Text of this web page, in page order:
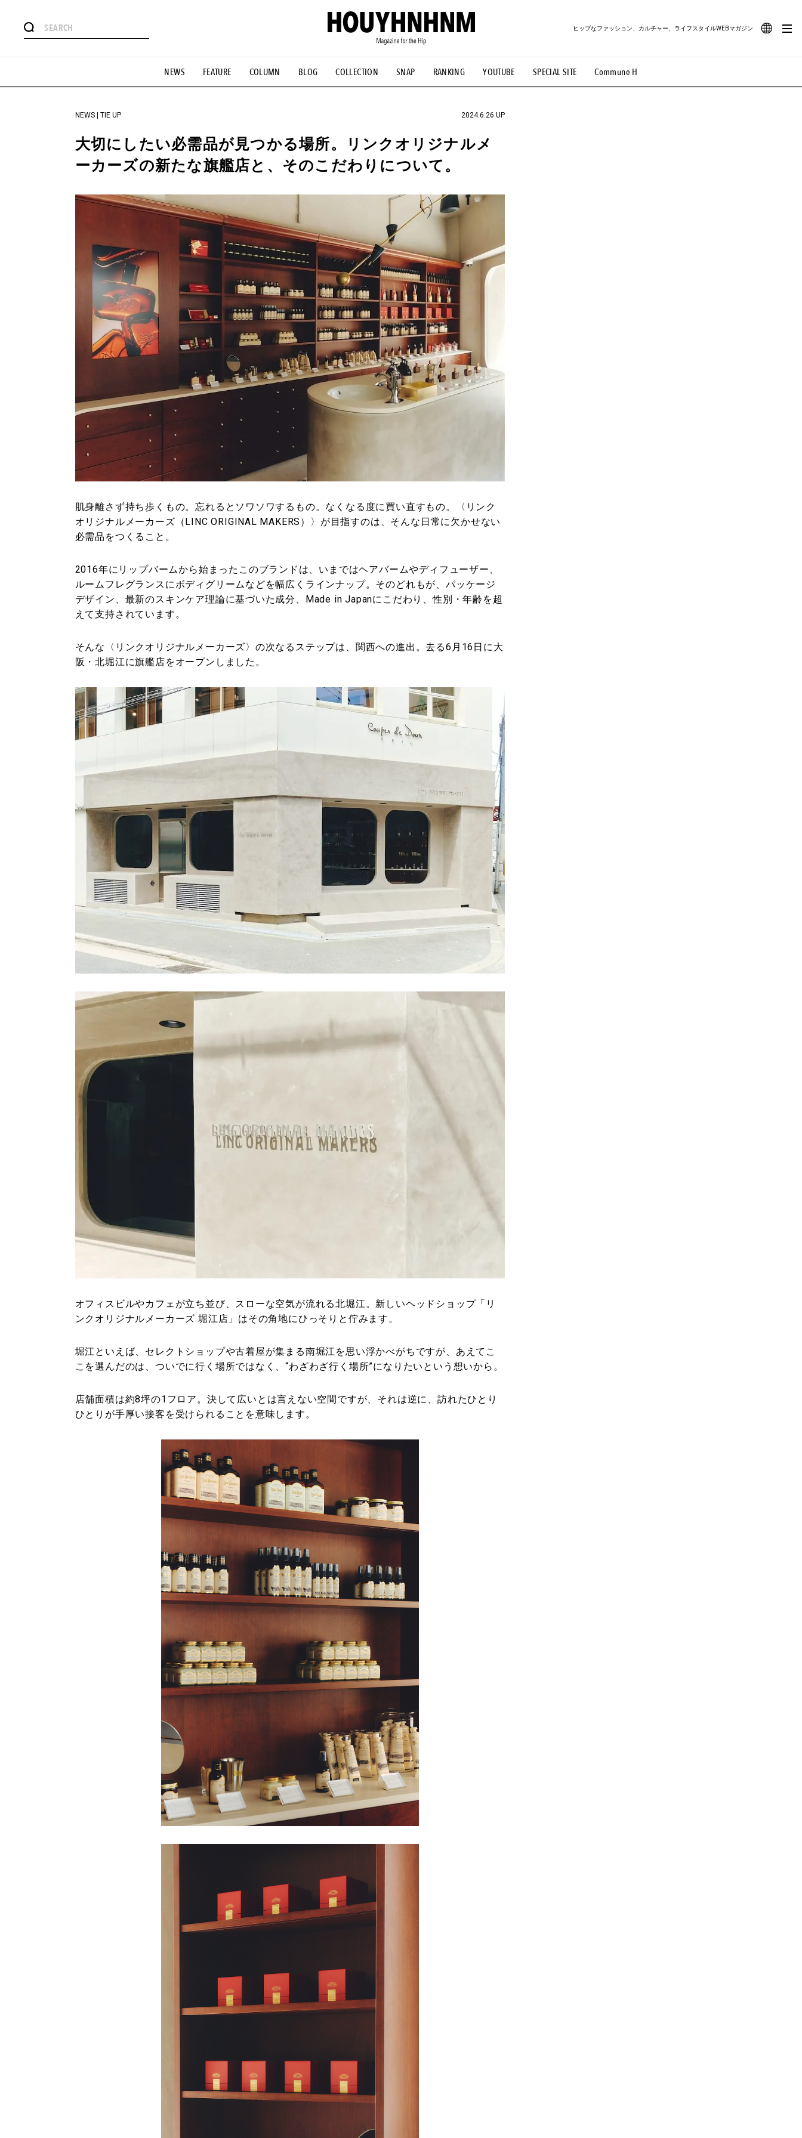
NEWS FEATURE COLUMN BLOG COLLECTION SNAP RANKING YOUTUBE SPECIAL SITE Commune H
ヒップなファッション、カルチャー、ライフスタイルWEBマガジン
#憧れの逸品 #ESSENTIAL DESIGNS #古着サミット #NEW VINTAGE #マイナーグッド図鑑 #路地裏てぃーん。 #MONTHLY JOURNAL
#GH 銘品の所以 #フイナムのYouTube #Commune H #FOCUS IT #AH.H #ととけん #FASHION #MUSIC #MOVIE #LIFESTYLE #SNEAKER #OUTDOOR
#HANDSOME HANDBOOK
NEWS | TIE UP 2024.6.26 UP
大切にしたい必需品が見つかる場所。リンクオリジナルメ
ーカーズの新たな旗艦店と、そのこだわりについて。
肌身離さず持ち歩くもの。忘れるとソワソワするもの。なくなる度に買い直すもの。〈リンク
オリジナルメーカーズ（LINC ORIGINAL MAKERS）〉が目指すのは、そんな日常に欠かせない
必需品をつくること。
2016年にリップバームから始まったこのブランドは、いまではヘアバームやディフューザー、
ルームフレグランスにボディグリームなどを幅広くラインナップ。そのどれもが、パッケージ
デザイン、最新のスキンケア理論に基づいた成分、Made in Japanにこだわり、性別・年齢を超
えて支持されています。
そんな〈リンクオリジナルメーカーズ〉の次なるステップは、関西への進出。去る6月16日に大
阪・北堀江に旗艦店をオープンしました。
オフィスビルやカフェが立ち並び、スローな空気が流れる北堀江。新しいヘッドショップ「リ
ンクオリジナルメーカーズ 堀江店」はその角地にひっそりと佇みます。
堀江といえば、セレクトショップや古着屋が集まる南堀江を思い浮かべがちですが、あえてこ
こを選んだのは、ついでに行く場所ではなく、“わざわざ行く場所”になりたいという想いから。
店舗面積は約8坪の1フロア。決して広いとは言えない空間ですが、それは逆に、訪れたひとり
ひとりが手厚い接客を受けられることを意味します。